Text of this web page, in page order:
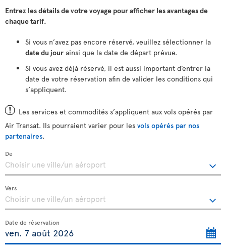
Entrez les détails de votre voyage pour afficher les avantages de
chaque tarif.
Si vous n’avez pas encore réservé, veuillez sélectionner la
date du jour ainsi que la date de départ prévue.
Si vous avez déjà réservé, il est aussi important d’entrer la
date de votre réservation afin de valider les conditions qui
s’appliquent.
Les services et commodités s’appliquent aux vols opérés par
Air Transat. Ils pourraient varier pour les vols opérés par nos
partenaires.
De
Vers
Date de réservation